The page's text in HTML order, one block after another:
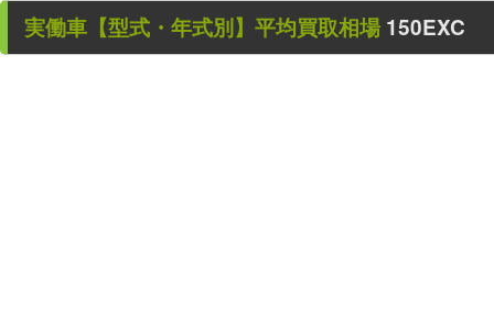
実働車 【型式・年式別】平均買取相場 150EXC